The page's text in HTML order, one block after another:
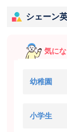
シェーン
気に
幼稚園
小学生